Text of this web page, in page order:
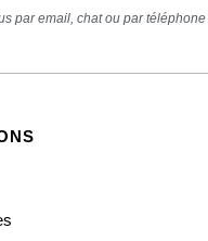
par email, chat ou par